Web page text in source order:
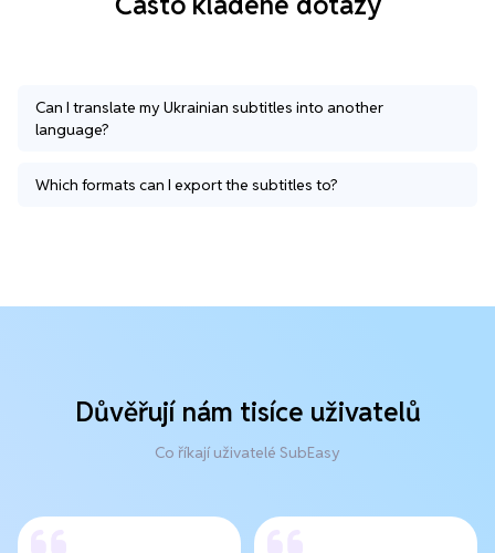
Can I translate my Ukrainian subtitles into another
language?
Which formats can I export the subtitles to?
Důvěřují nám tisíce uživatelů
Co říkají uživatelé SubEasy